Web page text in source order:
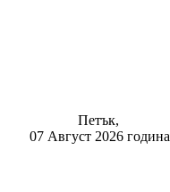
Петък,
07 Август 2026 година